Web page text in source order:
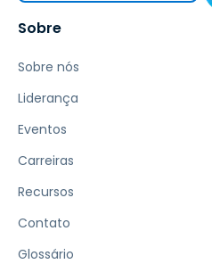
Sobre
Sobre nós
Liderança
Eventos
Carreiras
Recursos
Contato
Glossário